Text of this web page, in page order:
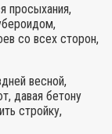
просыхания,
со всех сторон,
весной,
давая бетону
стройку,